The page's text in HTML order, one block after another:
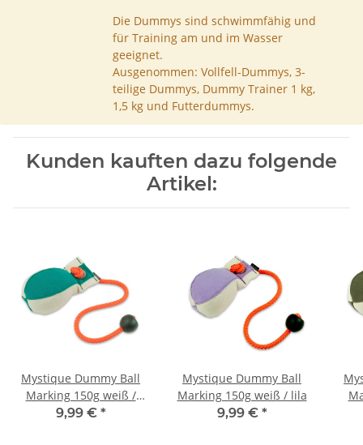
Die Dummys sind schwimmfähig und
für Training am und im Wasser
geeignet.
Ausgenommen: Vollfell-Dummys, 3-
teilige Dummys, Dummy Trainer 1 kg,
1,5 kg und Futterdummys.
Kunden kauften dazu folgende
Artikel:
Mystique Dummy Ball
Marking 150g weiß /
grün
9,99 € *
Mystique Dummy Ball
Marking 150g weiß / lila
9,99 € *